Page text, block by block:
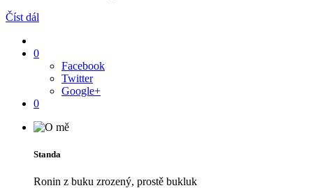
Číst dál
0
Facebook
Twitter
Google+
0
Standa
Ronin z buku zrozený, prostě bukluk